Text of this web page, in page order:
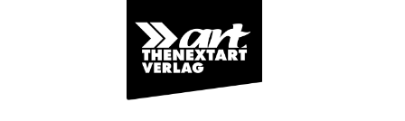
Zur
Navigation
springen
Zum
Inhalt
springen